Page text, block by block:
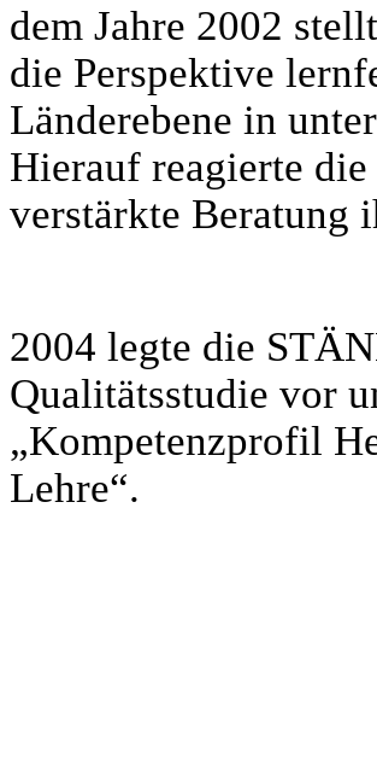
dem Jahre 2002
die Perspektive
Länderebene in
Hierauf reagierte
verstärkte Beratung
2004 legte die
Qualitätsstudie vor
„Kompetenzprofil
Lehre“.